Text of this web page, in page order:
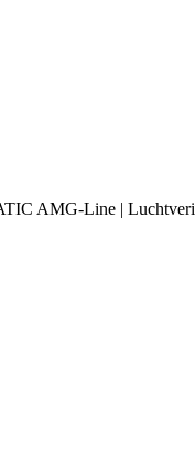
AMG-Line |